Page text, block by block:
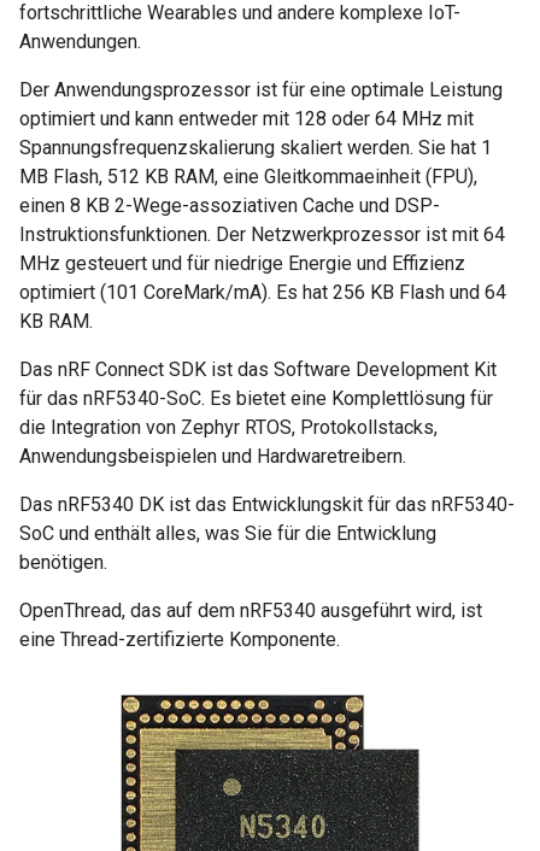
fortschrittliche Wearables und andere komplexe IoT-
Anwendungen.
Der Anwendungsprozessor ist für eine optimale Leistung
optimiert und kann entweder mit 128 oder 64 MHz mit
Spannungsfrequenzskalierung skaliert werden. Sie hat 1
MB Flash, 512 KB RAM, eine Gleitkommaeinheit (FPU),
einen 8 KB 2-Wege-assoziativen Cache und DSP-
Instruktionsfunktionen. Der Netzwerkprozessor ist mit 64
MHz gesteuert und für niedrige Energie und Effizienz
optimiert (101 CoreMark/mA). Es hat 256 KB Flash und 64
KB RAM.
Das nRF Connect SDK ist das Software Development Kit
für das nRF5340-SoC. Es bietet eine Komplettlösung für
die Integration von Zephyr RTOS, Protokollstacks,
Anwendungsbeispielen und Hardwaretreibern.
Das nRF5340 DK ist das Entwicklungskit für das nRF5340-
SoC und enthält alles, was Sie für die Entwicklung
benötigen.
OpenThread, das auf dem nRF5340 ausgeführt wird, ist
eine Thread-zertifizierte Komponente.